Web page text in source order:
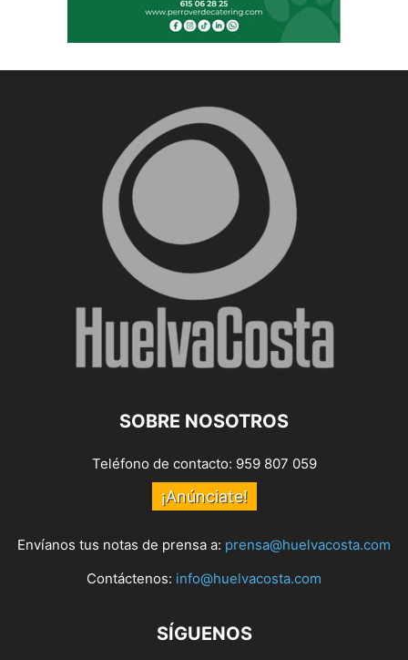
SOBRE NOSOTROS
Teléfono de contacto: 959 807 059
¡Anúnciate!
Envíanos tus notas de prensa a: prensa@huelvacosta.com
Contáctenos: info@huelvacosta.com
SÍGUENOS